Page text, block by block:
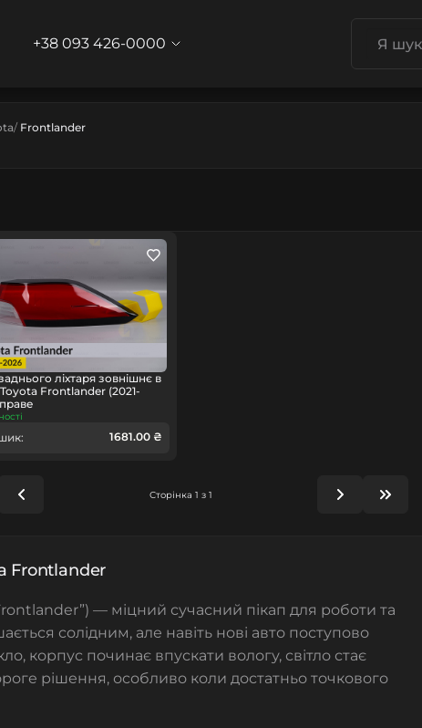
+38 093 426-0000
Frontlander
ліхтаря зовнішнє в
Toyota Frontlander (2021-
1681.00 ₴
Сторінка 1 з 1
Frontlander
— міцний сучасний пікап для роботи та
солідним, але навіть нові авто поступово
корпус починає впускати вологу, світло стає
рішення, особливо коли достатньо точкового